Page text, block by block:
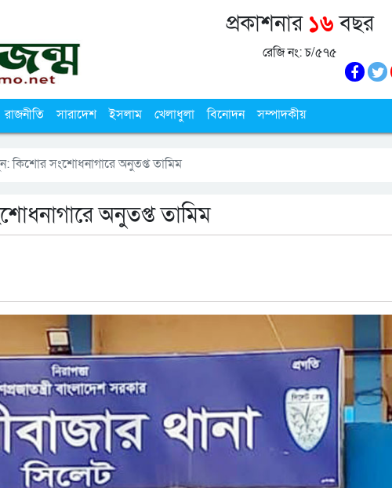
প্রকাশনার ১৬বছর
রেজি নং: চ/৫৭৫
রাজনীতি সারাদেশ ইসলাম খেলাধুলা বিনোদন সম্পাদকীয়
কিশোর সংশোধনাগারে অনুতপ্ত তামিম
অনুতপ্ত তামিম